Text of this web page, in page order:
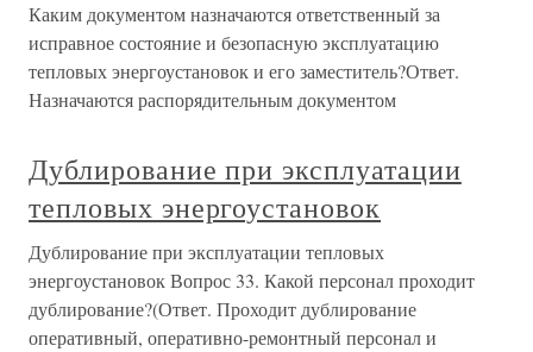
Каким документом назначаются ответственный за
исправное состояние и безопасную эксплуатацию
тепловых энергоустановок и его заместитель?Ответ.
Назначаются распорядительным документом
Дублирование при эксплуатации
тепловых энергоустановок
Дублирование при эксплуатации тепловых
энергоустановок Вопрос 33. Какой персонал проходит
дублирование?(Ответ. Проходит дублирование
оперативный, оперативно-ремонтный персонал и